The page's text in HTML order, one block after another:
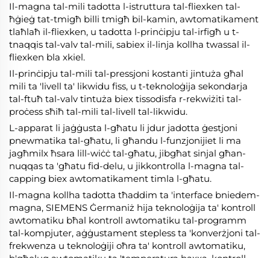
Il-magna tal-mili tadotta l-istruttura tal-fliexken tal-
ħġieġ tat-tmigħ billi tmigħ bil-kamin, awtomatikament
tlaħlaħ il-fliexken, u tadotta l-prinċipju tal-irfigħ u t-
tnaqqis tal-valv tal-mili, sabiex il-linja kollha twassal il-
fliexken bla xkiel.
Il-prinċipju tal-mili tal-pressjoni kostanti jintuża għal
mili ta 'livell ta' likwidu fiss, u t-teknoloġija sekondarja
tal-ftuħ tal-valv tintuża biex tissodisfa r-rekwiżiti tal-
proċess sħiħ tal-mili tal-livell tal-likwidu.
L-apparat li jaġġusta l-għatu li jdur jadotta ġestjoni
pnewmatika tal-għatu, li għandu l-funzjonijiet li ma
jagħmilx ħsara lill-wiċċ tal-għatu, jibgħat sinjal għan-
nuqqas ta 'għatu fid-delu, u jikkontrolla l-magna tal-
capping biex awtomatikament timla l-għatu.
Il-magna kollha tadotta tħaddim ta 'interface bniedem-
magna, SIEMENS Ġermaniż hija teknoloġija ta' kontroll
awtomatiku bħal kontroll awtomatiku tal-programm
tal-kompjuter, aġġustament stepless ta 'konverżjoni tal-
frekwenza u teknoloġiji oħra ta' kontroll awtomatiku,